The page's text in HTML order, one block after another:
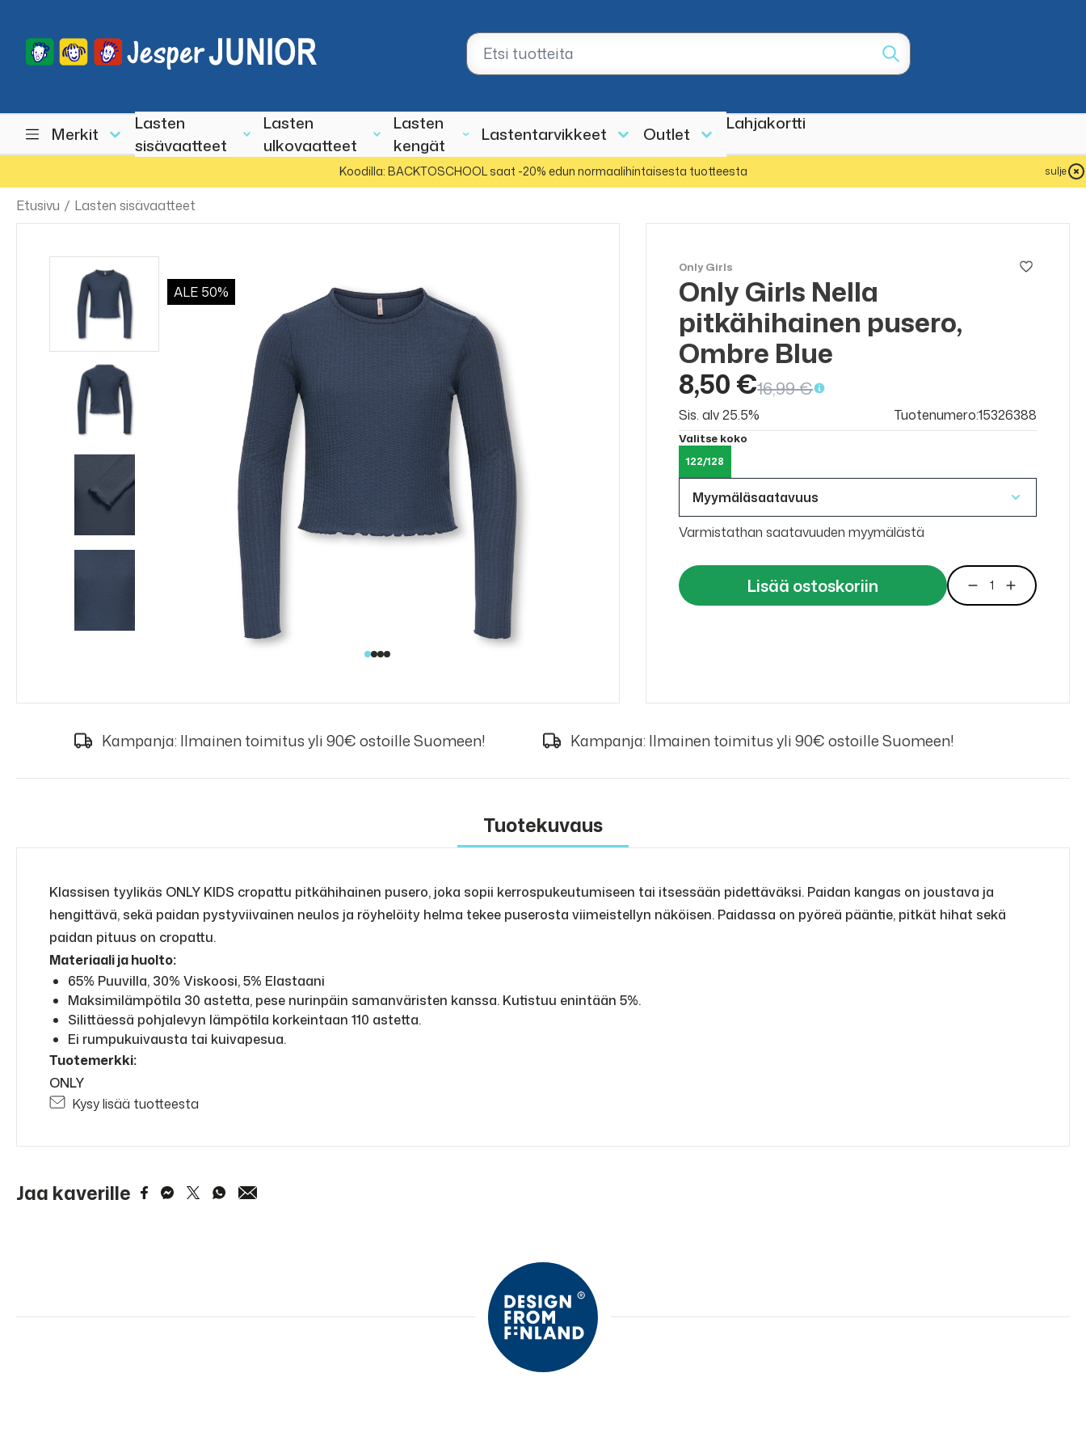
Merkit
Lasten
sisävaatteet
Lasten
ulkovaatteet
Lasten
kengät
Lastentarvikkeet Outlet
Lahjakortti
Koodilla: BACKTOSCHOOL saat -20% edun normaalihintaisesta tuotteesta sulje
Etusivu / Lasten sisävaatteet
ALE 50%
Only Girls
Only Girls Nella
pitkähihainen pusero,
Ombre Blue
8,50 €16,99 €
Sis. alv 25.5% Tuotenumero:15326388
Valitse koko
122/128
Myymäläsaatavuus
Varmistathan saatavuuden myymälästä
Lisää ostoskoriin
Kampanja: Ilmainen toimitus yli 90€ ostoille Suomeen! Kampanja: Ilmainen toimitus yli 90€ ostoille Suomeen!
Tuotekuvaus
Klassisen tyylikäs ONLY KIDS cropattu pitkähihainen pusero, joka sopii kerrospukeutumiseen tai itsessään pidettäväksi. Paidan kangas on joustava ja
hengittävä, sekä paidan pystyviivainen neulos ja röyhelöity helma tekee puserosta viimeistellyn näköisen. Paidassa on pyöreä pääntie, pitkät hihat sekä
paidan pituus on cropattu.
Materiaali ja huolto:
65% Puuvilla, 30% Viskoosi, 5% Elastaani
Maksimilämpötila 30 astetta, pese nurinpäin samanväristen kanssa. Kutistuu enintään 5%.
Silittäessä pohjalevyn lämpötila korkeintaan 110 astetta.
Ei rumpukuivausta tai kuivapesua.
Tuotemerkki:
ONLY
Kysy lisää tuotteesta
Jaa kaverille